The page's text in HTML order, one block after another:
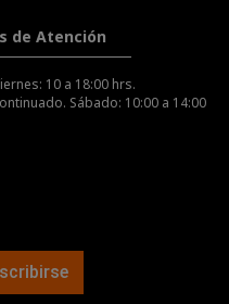
de Atención
10 a 18:00 hrs.
Sábado: 10:00 a 14:00